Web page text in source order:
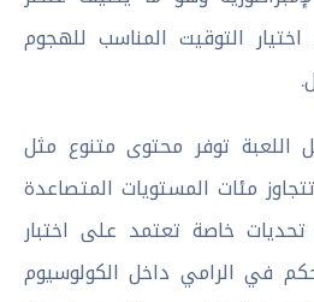
التوقيت المناسب للهجوم
اللعبة توفر محتوى متنوع مثل
مئات المستويات المتصاعدة
خاصة تعتمد على اختبار
في الرامي داخل الكولوسيوم